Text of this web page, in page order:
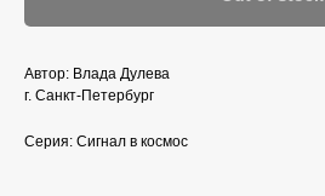
Автор: Влада Дулева
г. Санкт-Петербург
Серия: Сигнал в космос